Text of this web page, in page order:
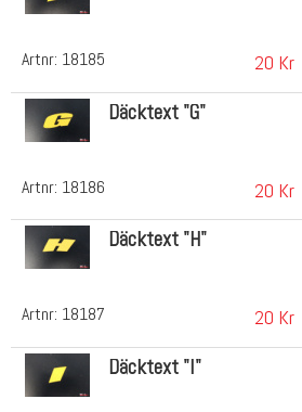
Artnr: 18185 20 Kr
Artnr: 18186
Däcktext "G"
20 Kr
Artnr: 18187
Däcktext "H"
20 Kr
Däcktext "I"